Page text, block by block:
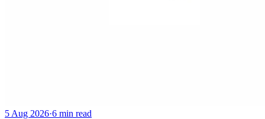
5 Aug 2026·6 min read